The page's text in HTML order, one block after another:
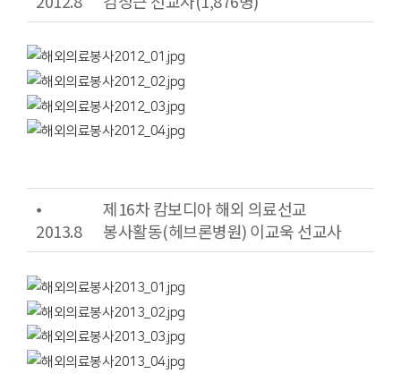
⦁
2013.8
제16차 캄보디아 해외 의료선교
봉사활동(헤브론병원) 이교욱 선교사